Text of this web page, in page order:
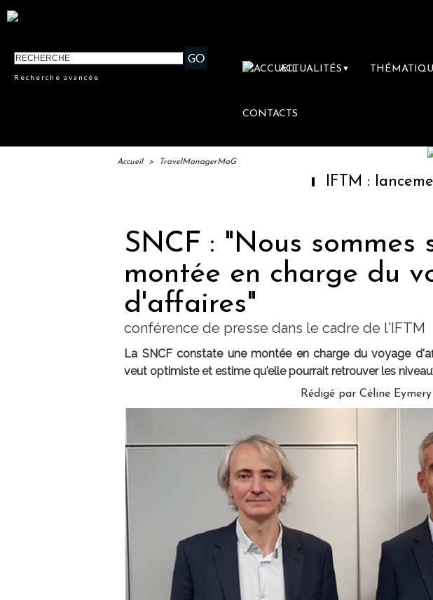
Recherche avancée
ACTUALITÉS ▼
CONTACTS
Accueil > TravelManagerMaG
IFTM : lancement des
SNCF : "Nous sommes
montée en charge du
d'affaires"
conférence de presse dans le cadre de l'IFTM
La SNCF constate une montée en charge du voyage
veut optimiste et estime qu'elle pourrait retrouver les
Rédigé par Céline Eymery